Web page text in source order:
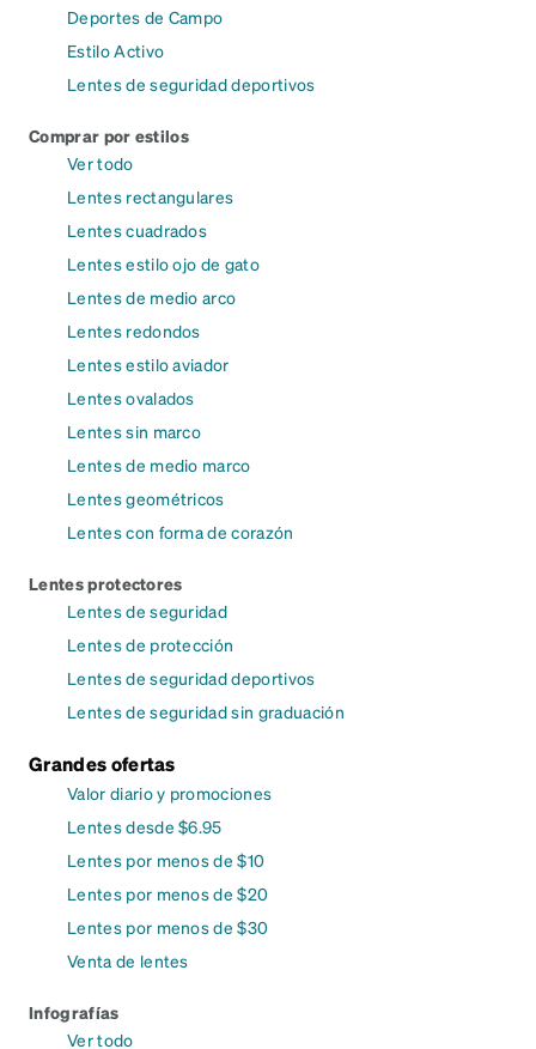
Deportes de Campo
Estilo Activo
Lentes de seguridad deportivos
Comprar por estilos
Ver todo
Lentes rectangulares
Lentes cuadrados
Lentes estilo ojo de gato
Lentes de medio arco
Lentes redondos
Lentes estilo aviador
Lentes ovalados
Lentes sin marco
Lentes de medio marco
Lentes geométricos
Lentes con forma de corazón
Lentes protectores
Lentes de seguridad
Lentes de protección
Lentes de seguridad deportivos
Lentes de seguridad sin graduación
Grandes ofertas
Valor diario y promociones
Lentes desde $6.95
Lentes por menos de $10
Lentes por menos de $20
Lentes por menos de $30
Venta de lentes
Infografías
Ver todo